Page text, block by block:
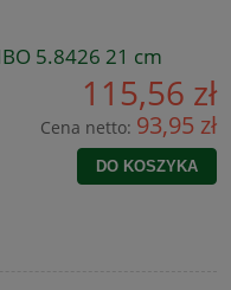
5.8426 21 cm
115,56 zł
Cena netto: 93,95 zł
DO KOSZYKA